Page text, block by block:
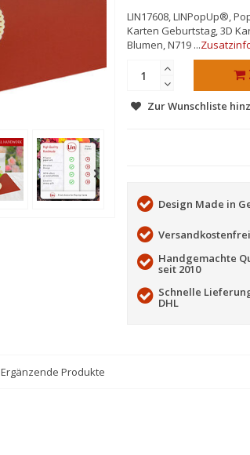
LIN17608, LINPopUp®,
Karten Geburtstag, 3D
Blumen, N719 ...
Zur Wunschliste
Design Made in
Handgemachte
seit 2010
Schnelle
DHL
Ergänzende Produkte